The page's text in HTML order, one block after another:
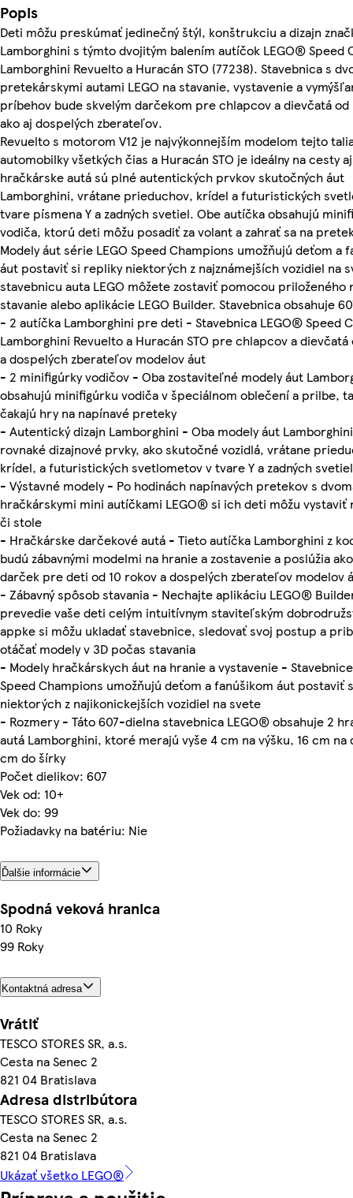
Popis
Deti môžu preskúmať jedinečný štýl, konštrukciu a dizajn
Lamborghini s týmto dvojitým balením autíčok LEGO® Speed
Lamborghini Revuelto a Huracán STO (77238). Stavebnica s
pretekárskymi autami LEGO na stavanie, vystavenie a
príbehov bude skvelým darčekom pre chlapcov a dievčatá od
ako aj dospelých zberateľov.
Revuelto s motorom V12 je najvýkonnejším modelom tejto
automobilky všetkých čias a Huracán STO je ideálny na cesty
hračkárske autá sú plné autentických prvkov skutočných áut
Lamborghini, vrátane prieduchov, krídel a futuristických
tvare písmena Y a zadných svetiel. Obe autíčka obsahujú
vodiča, ktorú deti môžu posadiť za volant a zahrať sa na
Modely áut série LEGO Speed Champions umožňujú deťom a
áut postaviť si repliky niektorých z najznámejších vozidiel na
stavebnicu auta LEGO môžete zostaviť pomocou priloženého
stavanie alebo aplikácie LEGO Builder. Stavebnica obsahuje
- 2 autíčka Lamborghini pre deti - Stavebnica LEGO® Speed
Lamborghini Revuelto a Huracán STO pre chlapcov a dievčatá
a dospelých zberateľov modelov áut
- 2 minifigúrky vodičov - Oba zostaviteľné modely áut
obsahujú minifigúrku vodiča v špeciálnom oblečení a prilbe,
čakajú hry na napínavé preteky
- Autentický dizajn Lamborghini - Oba modely áut
rovnaké dizajnové prvky, ako skutočné vozidlá, vrátane
krídel, a futuristických svetlometov v tvare Y a zadných svetiel
- Výstavné modely - Po hodinách napínavých pretekov s
hračkárskymi mini autíčkami LEGO® si ich deti môžu vystaviť
či stole
- Hračkárske darčekové autá - Tieto autíčka Lamborghini z
budú zábavnými modelmi na hranie a zostavenie a poslúžia
darček pre deti od 10 rokov a dospelých zberateľov modelov
- Zábavný spôsob stavania - Nechajte aplikáciu LEGO®
prevedie vaše deti celým intuitívnym staviteľským
appke si môžu ukladať stavebnice, sledovať svoj postup a
otáčať modely v 3D počas stavania
- Modely hračkárskych áut na hranie a vystavenie -
Speed Champions umožňujú deťom a fanúšikom áut postaviť
niektorých z najikonickejších vozidiel na svete
- Rozmery - Táto 607-dielna stavebnica LEGO® obsahuje 2
autá Lamborghini, ktoré merajú vyše 4 cm na výšku, 16 cm na
cm do šírky
Počet dielikov: 607
Vek od: 10+
Vek do: 99
Požiadavky na batériu: Nie
Ďalšie informácie
Spodná veková hranica
10 Roky
99 Roky
Kontaktná adresa
Vrátiť
TESCO STORES SR, a.s.
Cesta na Senec 2
821 04 Bratislava
Adresa distribútora
TESCO STORES SR, a.s.
Cesta na Senec 2
821 04 Bratislava
Ukázať všetko LEGO®